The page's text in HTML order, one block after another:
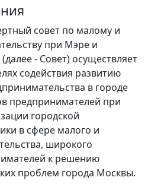
совет по малому и
при Мэре и
- Совет) осуществляет
содействия развитию
в городе
предпринимателей при
городской
в сфере малого и
широкого
к решению
проблем города Москвы.